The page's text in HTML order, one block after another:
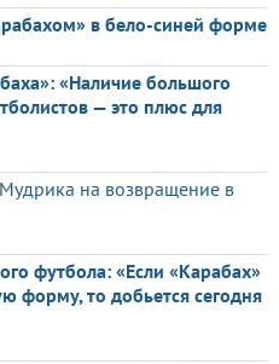
в бело-синей форме
«Наличие большого
— это плюс для
на возвращение в
футбола: «Если «Карабах»
форму, то добьется сегодня